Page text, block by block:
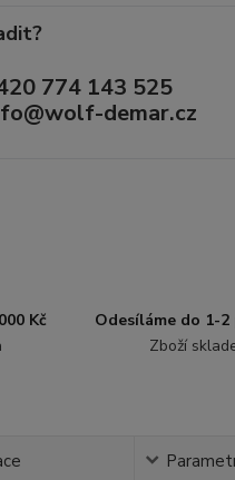
774 143 525
demar.cz
Kč
Odesíláme do 1-2
Zboží